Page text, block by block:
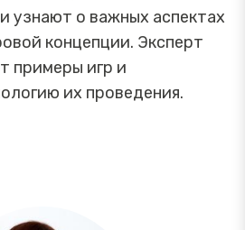
узнают о важных аспектах
концепции. Эксперт
примеры игр и
их проведения.